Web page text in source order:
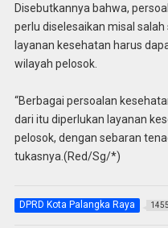
Disebutkannya bahwa,
perlu diselesaikan misal
layanan kesehatan harus
wilayah pelosok.
“Berbagai persoalan
dari itu diperlukan layanan
pelosok, dengan sebaran
tukasnya.(Red/Sg/*)
DPRD Kota Palangka Raya 1455